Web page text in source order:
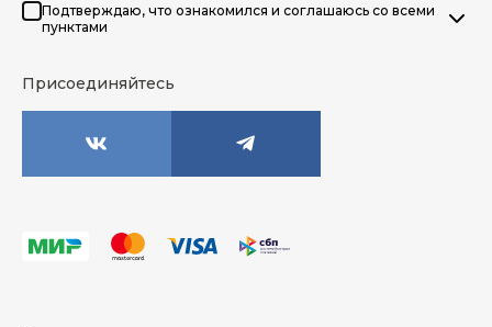
Подтверждаю, что ознакомился и соглашаюсь со всеми
пунктами
Присоединяйтесь